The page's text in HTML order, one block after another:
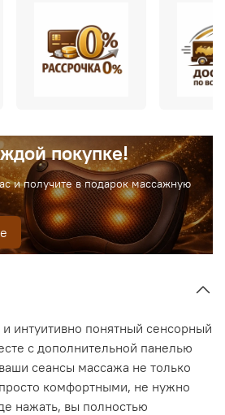
покупке!
и получите в подарок массажную
интуитивно понятный сенсорный
с дополнительной панелью
сеансы массажа не только
комфортными, не нужно
нажать, вы полностью